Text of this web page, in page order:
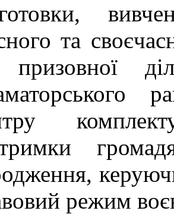
та
режим